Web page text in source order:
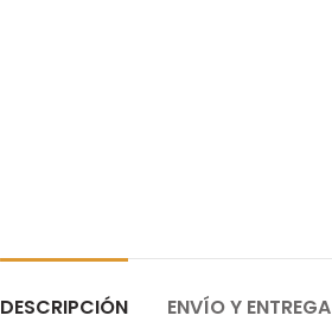
DESCRIPCIÓN ENVÍO Y ENTREGA